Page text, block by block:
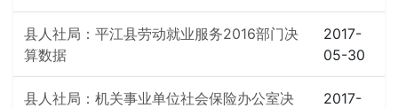
县人社局：平江县劳动就业服务2016部门决
算数据
2017-
05-30
县人社局：机关事业单位社会保险办公室决
2017-